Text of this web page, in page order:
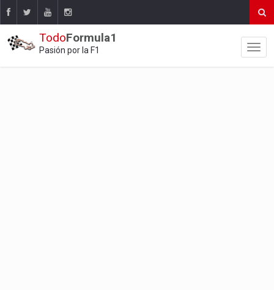
TodoFormula1
Pasión por la F1